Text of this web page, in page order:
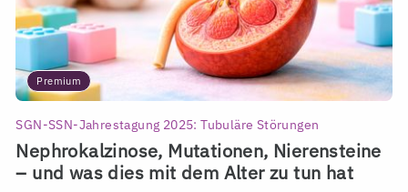
Premium
SGN-SSN-Jahrestagung 2025: Tubuläre Störungen
Nephrokalzinose, Mutationen, Nierensteine
– und was dies mit dem Alter zu tun hat